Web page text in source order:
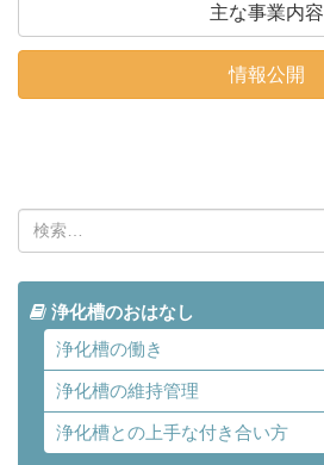
主な事業内容
情報公開
索:
浄化槽のおはなし
浄化槽の働き
浄化槽の維持管理
浄化槽との上手な付き合い方